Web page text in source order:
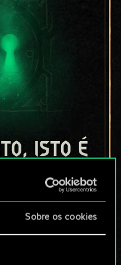
Sobre os cookies
isto é
conjunto
dá para